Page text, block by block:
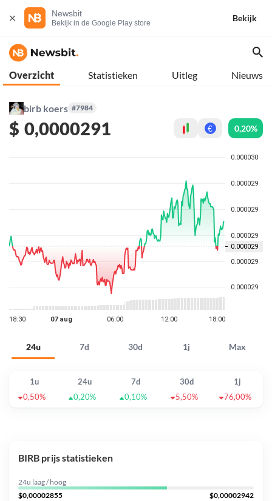
Newsbit
Bekijk in de Google Play store
Bekijk
Overzicht Statistieken Uitleg Nieuws
birb koers #7984
$ 0,0000291 € 0,20%
24u 7d 30d 1j Max
1u 24u 7d 30d
1j
0,50%
0,20% 0,10% 5,50% 76,00%
BIRB prijs statistieken
24u laag / hoog
$0,00002855
$0,00002942